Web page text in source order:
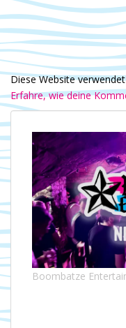
Diese Website
Erfahre, wie deine
Boombatze